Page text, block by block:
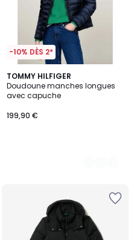
-10% DÈS 2*
TOMMY HILFIGER
Doudoune manches longues
avec capuche
199,90 €
2
Couleurs